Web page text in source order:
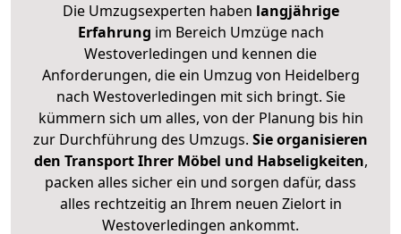
Die Umzugsexperten haben langjährige
Erfahrung im Bereich Umzüge nach
Westoverledingen und kennen die
Anforderungen, die ein Umzug von Heidelberg
nach Westoverledingen mit sich bringt. Sie
kümmern sich um alles, von der Planung bis hin
zur Durchführung des Umzugs. Sie organisieren
den Transport Ihrer Möbel und Habseligkeiten,
packen alles sicher ein und sorgen dafür, dass
alles rechtzeitig an Ihrem neuen Zielort in
Westoverledingen ankommt.